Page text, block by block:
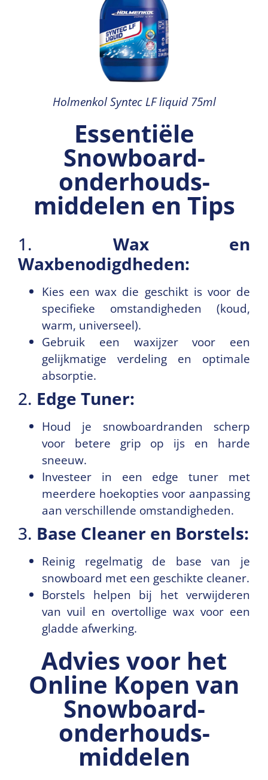
Holmenkol Syntec LF liquid 75ml
Essentiële
Snowboard­
onderhouds­
middelen en Tips
1. Wax en
Waxbenodigdheden:
Kies een wax die geschikt is voor de
specifieke omstandigheden (koud,
warm, universeel).
Gebruik een waxijzer voor een
gelijkmatige verdeling en optimale
absorptie.
2. Edge Tuner:
Houd je snowboardranden scherp
voor betere grip op ijs en harde
sneeuw.
Investeer in een edge tuner met
meerdere hoekopties voor aanpassing
aan verschillende omstandigheden.
3. Base Cleaner en Borstels:
Reinig regelmatig de base van je
snowboard met een geschikte cleaner.
Borstels helpen bij het verwijderen
van vuil en overtollige wax voor een
gladde afwerking.
Advies voor het
Online Kopen van
Snowboard­
onderhouds­
middelen